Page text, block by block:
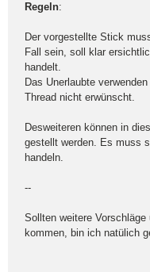
Regeln:
Der vorgestellte Stick
Fall sein, soll klar
handelt.
Das Unerlaubte
Thread nicht erwünscht.
Desweiteren können in
gestellt werden. Es muss
handeln.
--
Sollten weitere
kommen, bin ich natülich